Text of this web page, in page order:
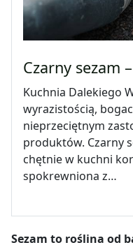
Czarny sezam
Kuchnia Dalekiego
wyrazistością,
nieprzeciętnym
produktów. Czarny
chętnie w kuchni
spokrewniona z…
Sezam to roślina od